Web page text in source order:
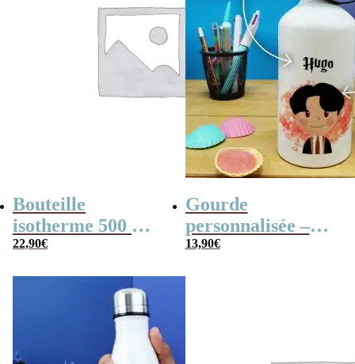
Bouteille
isotherme 500 ml
Bisounours – “Les
22,90€
Gourde
personnalisée –
Petit sorcier
13,90€